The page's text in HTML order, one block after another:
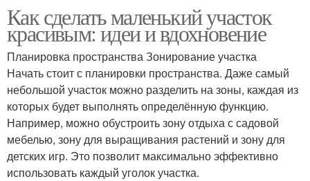
Как сделать маленький участок
красивым: идеи и вдохновение
Планировка пространства Зонирование участка
Начать стоит с планировки пространства. Даже самый
небольшой участок можно разделить на зоны, каждая из
которых будет выполнять определённую функцию.
Например, можно обустроить зону отдыха с садовой
мебелью, зону для выращивания растений и зону для
детских игр. Это позволит максимально эффективно
использовать каждый уголок участка.